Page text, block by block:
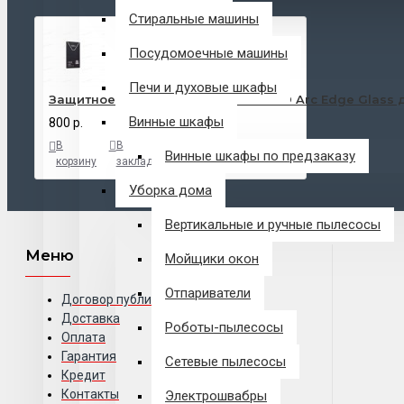
Стиральные машины
Посудомоечные машины
Печи и духовые шкафы
Винные шкафы
Винные шкафы по предзаказу
Уборка дома
Вертикальные и ручные пылесосы
Мойщики окон
Отпариватели
Роботы-пылесосы
Сетевые пылесосы
Электрошвабры
Защитное стекло на дисплей Litu 3D Arc Edge Glass
800 р.
В
корзину
В
закладки
сравнение
Меню
Договор публичной оферты
Доставка
Оплата
Гарантия
Кредит
Контакты